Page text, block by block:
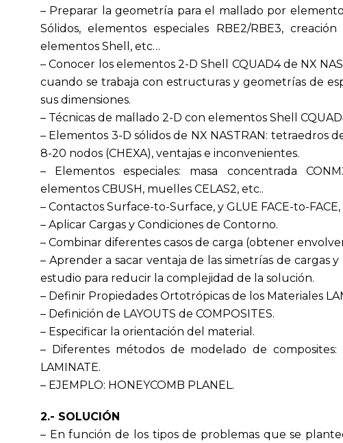
– Preparar la geometría para el mallado por
Sólidos, elementos especiales RBE2/RBE3,
elementos Shell, etc…
– Conocer los elementos 2-D Shell CQUAD4 de NX
cuando se trabaja con estructuras y geometrías de
sus dimensiones.
– Técnicas de mallado 2-D con elementos Shell
– Elementos 3-D sólidos de NX NASTRAN: tetraedros
8-20 nodos (CHEXA), ventajas e inconvenientes.
– Elementos especiales: masa concentrada
elementos CBUSH, muelles CELAS2, etc..
– Contactos Surface-to-Surface, y GLUE FACE-to-
– Aplicar Cargas y Condiciones de Contorno.
– Combinar diferentes casos de carga (obtener
– Aprender a sacar ventaja de las simetrías de cargas
estudio para reducir la complejidad de la solución.
– Definir Propiedades Ortotrópicas de los Materiales
– Definición de LAYOUTS de COMPOSITES.
– Especificar la orientación del material.
– Diferentes métodos de modelado de composites:
LAMINATE.
– EJEMPLO: HONEYCOMB PLANEL.
2.- SOLUCIÓN
– En función de los tipos de problemas que se